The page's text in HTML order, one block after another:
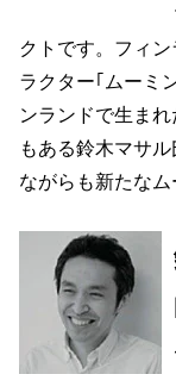
クトです。フィ
ラクター｢ムーミ
ンランドで生ま
もある鈴木マサ
ながらも新たなム